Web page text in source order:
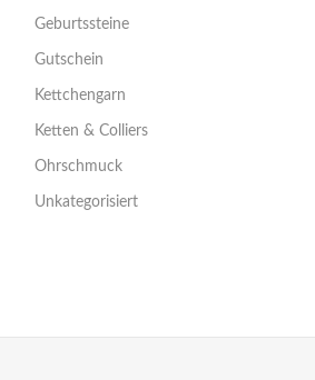
Geburtssteine
Gutschein
Kettchengarn
Ketten & Colliers
Ohrschmuck
Unkategorisiert